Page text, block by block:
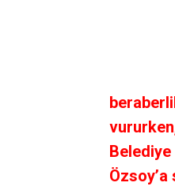
Belediye